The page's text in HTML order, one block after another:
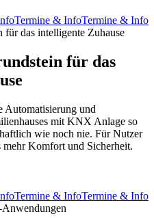
Termine & InfoTermine & Info
für das
Automatisierung und
mit KNX Anlage so
wie noch nie. Für Nutzer
mehr Komfort und Sicherheit.
Termine & InfoTermine & Info